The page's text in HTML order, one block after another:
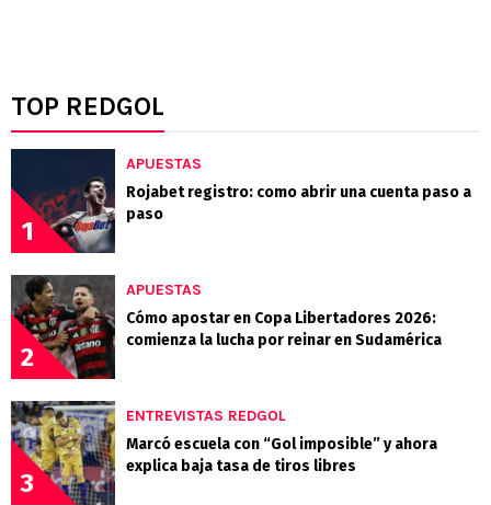
TOP REDGOL
1
APUESTAS
Rojabet registro: como abrir una cuenta paso a
paso
2
APUESTAS
Cómo apostar en Copa Libertadores 2026:
comienza la lucha por reinar en Sudamérica
3
ENTREVISTAS REDGOL
Marcó escuela con “Gol imposible” y ahora
explica baja tasa de tiros libres